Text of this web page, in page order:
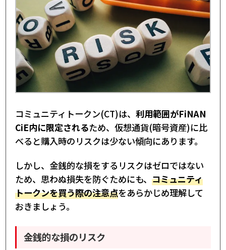
コミュニティトークン(CT)は、 利用範囲がFiNAN
CiE内に限定されるため、仮想通貨(暗号資産)に比
べると購入時のリスクは少ない傾向にあります。
しかし、金銭的な損をするリスクはゼロではない
ため、思わぬ損失を防ぐためにも、 コミュニティ
トークンを買う際の注意点をあらかじめ理解して
おきましょう。
金銭的な損のリスク